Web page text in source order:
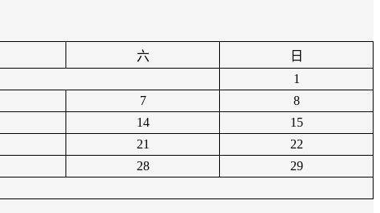
六
日
1
7
8
14
15
21
22
28
29